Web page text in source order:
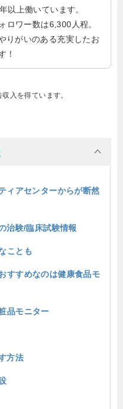
以上働いています。
ロワー数は6,300人程。
りがいのある充実したお
！
入を得ています。
ィアセンターからが断然
治験/臨床試験情報
ことも
すすめなのは健康食品モ
品モニター
方法